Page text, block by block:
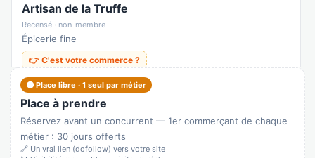
Artisan de la Truffe
Recensé · non-membre
Épicerie fine
👉 C'est votre commerce ?
Androuet Fromager
👉 C'est votre commerce ?
🟠 Place libre · 1 seul par métier
Place à prendre
Réservez avant un concurrent — 1er commerçant de chaque
métier : 30 jours offerts
🔗 Un vrai lien (dofollow) vers votre site